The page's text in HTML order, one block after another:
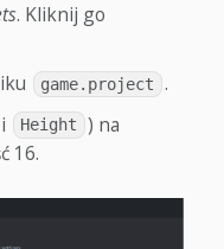
. Kliknij go
game.project
.
i Height
) na
16.